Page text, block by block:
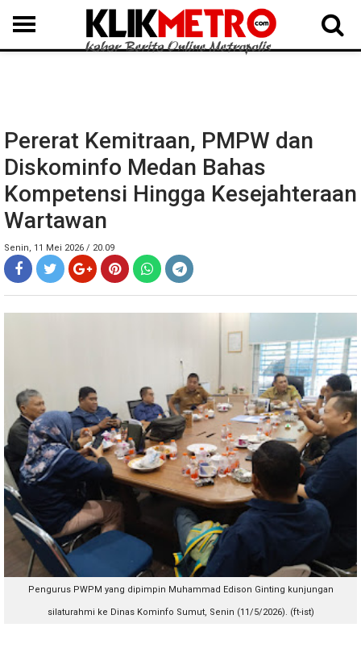
MEDAN LANGKAT DAIRI SAMOSIR TAPUT BATUBARA DELISERDANG
Pererat Kemitraan, PMPW dan
Diskominfo Medan Bahas
Kompetensi Hingga Kesejahteraan
Wartawan
Senin, 11 Mei 2026 / 20.09
Pengurus PWPM yang dipimpin Muhammad Edison Ginting kunjungan
silaturahmi ke Dinas Kominfo Sumut, Senin (11/5/2026). (ft-ist)